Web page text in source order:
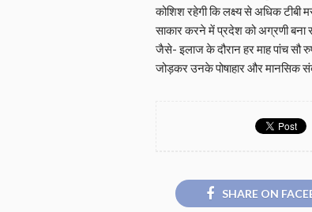
कोशिश रहेगी कि लक्ष्य से अधिक टीबी
साकार करने में प्रदेश को अग्रणी बना
जैसे- इलाज के दौरान हर माह पांच सौ
जोड़कर उनके पोषाहार और मानसिक
SHARE ON